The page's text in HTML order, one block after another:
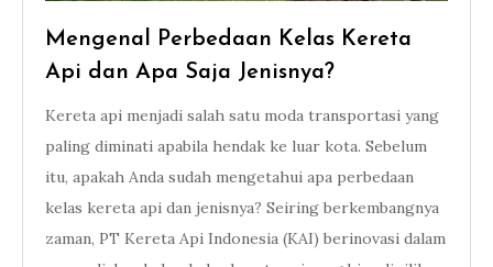
Mengenal Perbedaan Kelas Kereta
Api dan Apa Saja Jenisnya?
Kereta api menjadi salah satu moda transportasi yang
paling diminati apabila hendak ke luar kota. Sebelum
itu, apakah Anda sudah mengetahui apa perbedaan
kelas kereta api dan jenisnya? Seiring berkembangnya
zaman, PT Kereta Api Indonesia (KAI) berinovasi dalam